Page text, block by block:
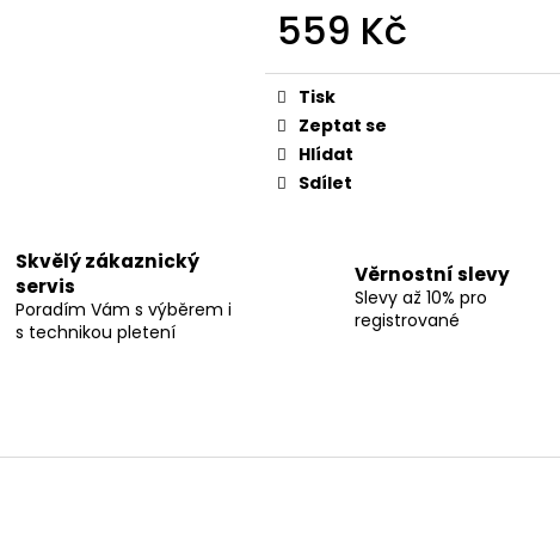
559 Kč
Tisk
Zeptat se
Hlídat
Sdílet
Skvělý zákaznický
servis
Poradím Vám s výběrem i
s technikou pletení
Věrnostní slevy
Slevy až 10% pro
registrované